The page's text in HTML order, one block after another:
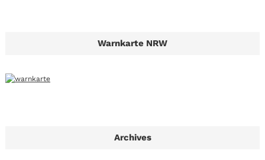
Warnkarte NRW
Archives